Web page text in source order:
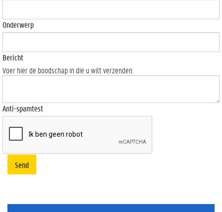
Onderwerp
Bericht
Voer hier de boodschap in die u wilt verzenden.
Anti-spamtest
Send